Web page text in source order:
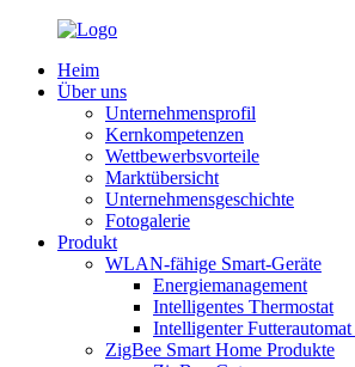
Heim
Über uns
Unternehmensprofil
Kernkompetenzen
Wettbewerbsvorteile
Marktübersicht
Unternehmensgeschichte
Fotogalerie
Produkt
WLAN-fähige Smart-Geräte
Energiemanagement
Intelligentes Thermostat
Intelligenter
ZigBee Smart Home Produkte